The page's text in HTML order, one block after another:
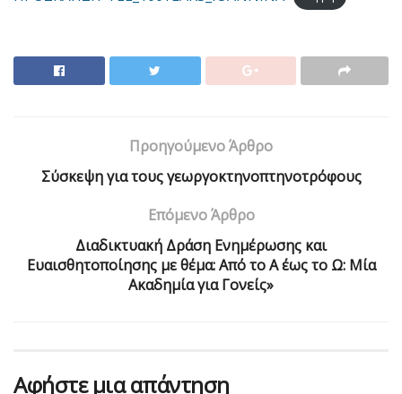
Προηγούμενο Άρθρο
Σύσκεψη για τους γεωργοκτηνοπτηνοτρόφους
Επόμενο Άρθρο
Διαδικτυακή Δράση Ενημέρωσης και
Ευαισθητοποίησης με θέμα: Από το Α έως το Ω: Μία
Ακαδημία για Γονείς»
Αφήστε μια απάντηση